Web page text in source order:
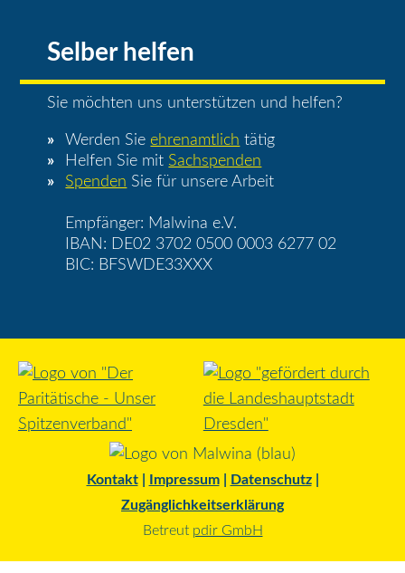
Selber helfen
Sie möchten uns unterstützen und helfen?
Werden Sie ehrenamtlich tätig
Helfen Sie mit Sachspenden
Spenden Sie für unsere Arbeit
Empfänger: Malwina e.V.
IBAN: DE02 3702 0500 0003 6277 02
BIC: BFSWDE33XXX
Kontakt| Impressum| Datenschutz|
Zugänglichkeitserklärung
Betreut pdir GmbH